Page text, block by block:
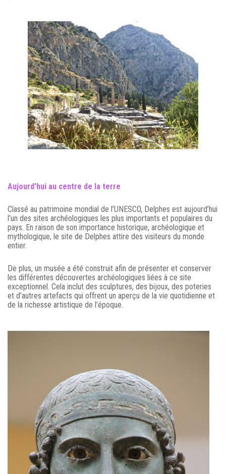
Aujourd’hui au centre de la terre
Classé au patrimoine mondial de l’UNESCO, Delphes est aujourd’hui
l’un des sites archéologiques les plus importants et populaires du
pays. En raison de son importance historique, archéologique et
mythologique, le site de Delphes attire des visiteurs du monde
entier.
De plus, un musée a été construit afin de présenter et conserver
les différentes découvertes archéologiques liées à ce site
exceptionnel. Cela inclut des sculptures, des bijoux, des poteries
et d’autres artefacts qui offrent un aperçu de la vie quotidienne et
de la richesse artistique de l’époque.